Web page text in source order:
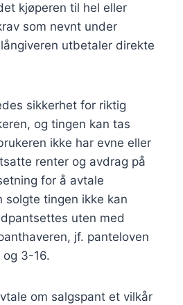
kjøperen til hel eller
som nevnt under
utbetaler direkte
sikkerhet for riktig
og tingen kan tas
ikke har evne eller
renter og avdrag på
for å avtale
solgte tingen ikke kan
uten med
jf. panteloven
og 3-16.
om salgspant et vilkår